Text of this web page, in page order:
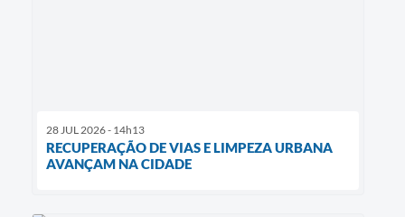
28 JUL 2026 - 14h13
RECUPERAÇÃO DE VIAS E LIMPEZA URBANA
AVANÇAM NA CIDADE